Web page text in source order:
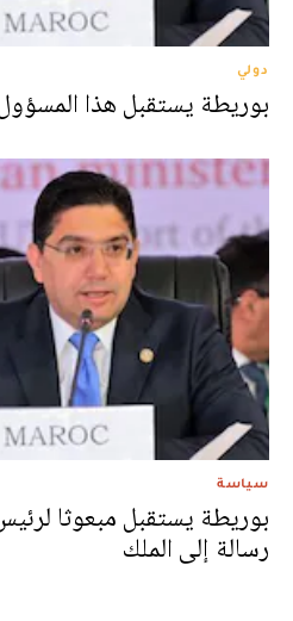
دولي
بوريطة يستقبل هذا
سياسة
بوريطة يستقبل مبعوثا
رسالة إلى الملك